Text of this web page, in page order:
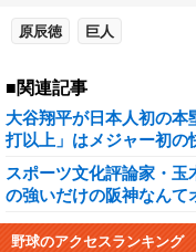
原辰徳 巨人
■関連記事
大谷翔平が日本人初の本
打以上」はメジャー初の
スポーツ文化評論家・
の強いだけの阪神なんて
野球のアクセスランキング